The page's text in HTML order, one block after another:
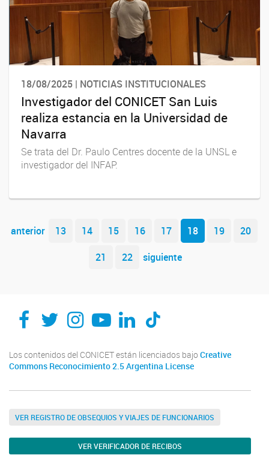
18/08/2025 | NOTICIAS INSTITUCIONALES
Investigador del CONICET San Luis
realiza estancia en la Universidad de
Navarra
Se trata del Dr. Paulo Centres docente de la UNSL e
investigador del INFAP.
Navegador de artículos
anterior 13 14 15 16 17 18 19
20
21
22 siguiente
Los contenidos del CONICET están licenciados bajo Creative
Commons Reconocimiento 2.5 Argentina License
VER REGISTRO DE OBSEQUIOS Y VIAJES DE FUNCIONARIOS
VER VERIFICADOR DE RECIBOS